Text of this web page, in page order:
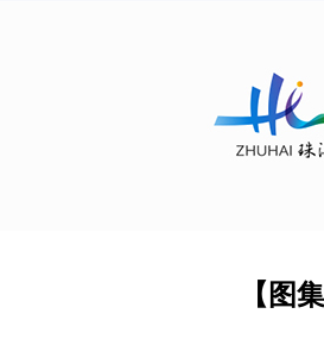
【图